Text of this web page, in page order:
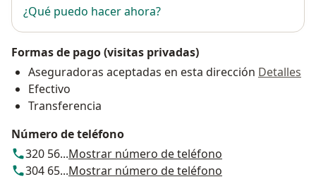
¿Qué puedo hacer ahora?
Formas de pago (visitas privadas)
Aseguradoras aceptadas en esta dirección Detalles
Efectivo
Transferencia
Número de teléfono
320 56...Mostrar número de teléfono
304 65...Mostrar número de teléfono